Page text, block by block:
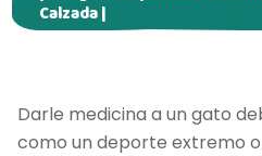
Calzada |
Darle medicina a un gato
como un deporte extremo